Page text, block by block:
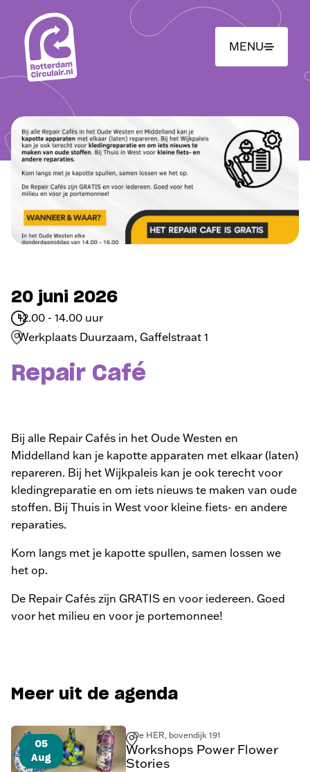
hoofdinhoud
MENU
20 juni 2026
12.00 - 14.00 uur
Werkplaats Duurzaam, Gaffelstraat 1
Repair Café
Bij alle Repair Cafés in het Oude Westen en
Middelland kan je kapotte apparaten met elkaar (laten)
repareren. Bij het Wijkpaleis kan je ook terecht voor
kledingreparatie en om iets nieuws te maken van oude
stoffen. Bij Thuis in West voor kleine fiets- en andere
reparaties.
Kom langs met je kapotte spullen, samen lossen we
het op.
De Repair Cafés zijn GRATIS en voor iedereen. Goed
voor het milieu en voor je portemonnee!
Meer uit de agenda
05
Aug
De HER, bovendijk 191
Workshops Power Flower
Stories